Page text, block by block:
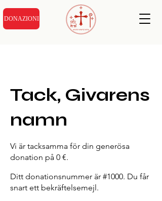
DONAZIONI
Tack, Givarens
namn
Vi är tacksamma för din generösa
donation på 0 €.
Ditt donationsnummer är #1000. Du får
snart ett bekräftelsemejl.